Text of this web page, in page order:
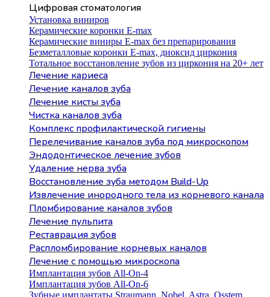
Цифровая стоматология
Установка виниров
Керамические коронки E-max
Керамические виниры E-max без препарирования
Безметалловые коронки Е-max, диоксид циркония
Тотальное восстановление зубов из циркония на 20+ лет
Лечение кариеса
Лечение каналов зуба
Лечение кисты зуба
Чистка каналов зуба
Комплекс профилактической гигиены
Перелечивание каналов зуба под микроскопом
Эндодонтическое лечение зубов
Удаление нерва зуба
Восстановление зуба методом Build-Up
Извлечение инородного тела из корневого канала
Пломбирование каналов зубов
Лечение пульпита
Реставрация зубов
Распломбирование корневых каналов
Лечение с помощью микроскопа
Имплантация зубов All-On-4
Имплантация зубов All-On-6
Зубные имплантаты Straumann, Nobel, Astra, Osstem